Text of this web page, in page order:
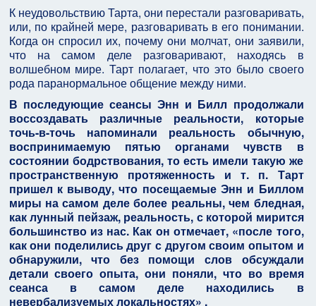
К неудовольствию Тарта, они перестали разговаривать,
или, по крайней мере, разговаривать в его понимании.
Когда он спросил их, почему они молчат, они заявили,
что на самом деле разговаривают, находясь в
волшебном мире. Тарт полагает, что это было своего
рода паранормальное общение между ними.
В последующие сеансы Энн и Билл продолжали
воссоздавать различные реальности, которые
точь-в-точь напоминали реальность обычную,
воспринимаемую пятью органами чувств в
состоянии бодрствования, то есть имели такую же
пространственную протяженность и т. п. Тарт
пришел к выводу, что посещаемые Энн и Биллом
миры на самом деле более реальны, чем бледная,
как лунный пейзаж, реальность, с которой мирится
большинство из нас. Как он отмечает, «после того,
как они поделились друг с другом своим опытом и
обнаружили, что без помощи слов обсуждали
детали своего опыта, они поняли, что во время
сеанса в самом деле находились в
невербализуемых локальностях» .